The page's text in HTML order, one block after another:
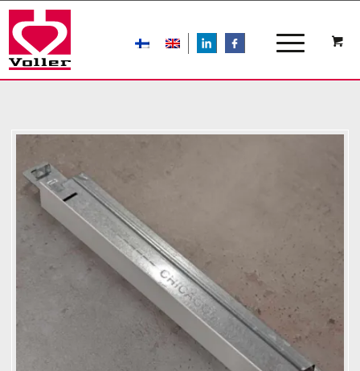
LIn